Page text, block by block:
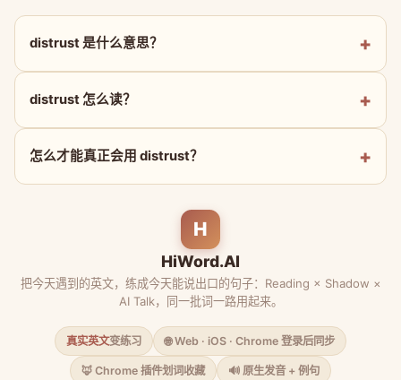
distrust 是什么意思？
distrust 怎么读？
怎么才能真正会用 distrust？
H
HiWord.AI
把今天遇到的英文，练成今天能说出口的句子：Reading × Shadow ×
AI Talk，同一批词一路用起来。
真实英文变练习 🌐 Web · iOS · Chrome 登录后同步
🦊 Chrome 插件划词收藏 🔊 原生发音 + 例句